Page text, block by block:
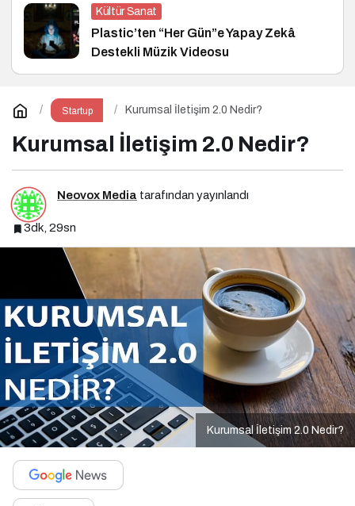
Kültür Sanat
Plastic’ten “Her Gün”e Yapay Zekâ
Destekli Müzik Videosu
Startup Kurumsal İletişim 2.0 Nedir?
Kurumsal İletişim 2.0 Nedir?
Neovox Media tarafından yayınlandı
3dk, 29sn
Kurumsal İletişim 2.0 Nedir?